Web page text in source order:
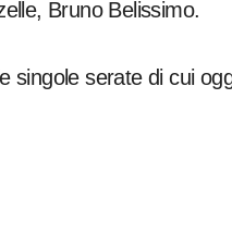
Bruno Belissimo.
singole serate di cui